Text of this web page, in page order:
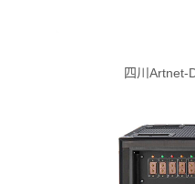
四川Artnet-